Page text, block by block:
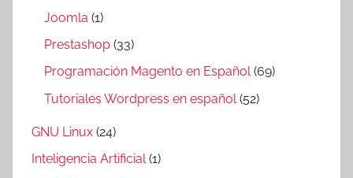
Joomla (1)
Prestashop (33)
Programación Magento en Español(69)
Tutoriales Wordpress en español (52)
GNU Linux (24)
Inteligencia Artificial(1)